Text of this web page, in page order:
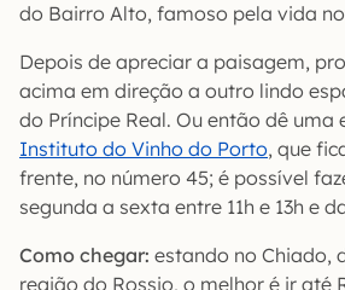
do Bairro Alto, famoso pela vida
Depois de apreciar a paisagem,
acima em direção a outro lindo
do Príncipe Real. Ou então dê uma
Instituto do Vinho do Porto, que
frente, no número 45; é possível
segunda a sexta entre 11h e 13h e
Como chegar: estando no Chiado,
região do Rossio, o melhor é ir até